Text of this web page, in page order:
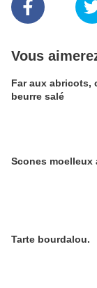
Vous
Far aux abricots,
beurre salé
Scones moelleux
Tarte bourdalou.